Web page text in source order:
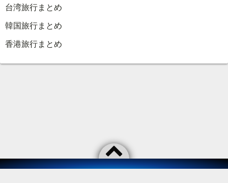
台湾旅行まとめ
韓国旅行まとめ
香港旅行まとめ